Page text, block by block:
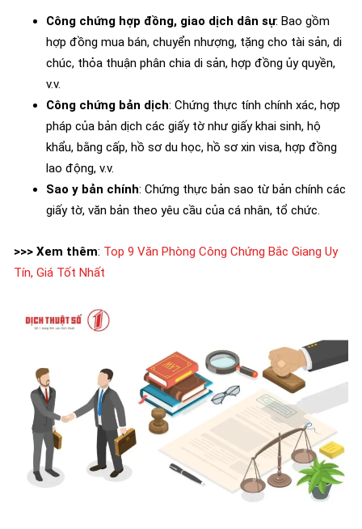
Công chứng hợp đồng, giao dịch dân sự: Bao gồm
hợp đồng mua bán, chuyển nhượng, tặng cho tài sản, di
chúc, thỏa thuận phân chia di sản, hợp đồng ủy quyền,
v.v.
Công chứng bản dịch: Chứng thực tính chính xác, hợp
pháp của bản dịch các giấy tờ như giấy khai sinh, hộ
khẩu, bằng cấp, hồ sơ du học, hồ sơ xin visa, hợp đồng
lao động, v.v.
Sao y bản chính: Chứng thực bản sao từ bản chính các
giấy tờ, văn bản theo yêu cầu của cá nhân, tổ chức.
>>> Xem thêm: Top 9 Văn Phòng Công Chứng Bắc Giang Uy
Tín, Giá Tốt Nhất